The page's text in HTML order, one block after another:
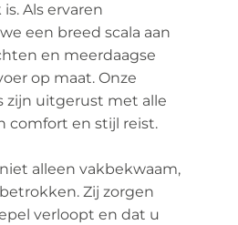
Als ervaren
een breed scala aan
en meerdaagse
op maat. Onze
zijn uitgerust met alle
comfort en stijl reist.
alleen vakbekwaam,
Zij zorgen
verloopt en dat u